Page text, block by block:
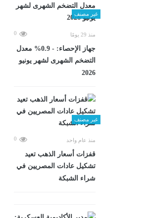
غير مصنف
منذ 29 يومًا 0
جهاز الإحصاء: - 0.9% معدل
التضخم الشهرى لشهر يونيو
2026
غير مصنف
منذ عام واحد 0
قفزات أسعار الذهب تعيد
تشكيل عادات المصريين في
شراء الشبكة